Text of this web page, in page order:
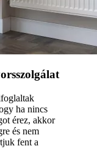
ha nincs
érez, akkor
és nem
fent a